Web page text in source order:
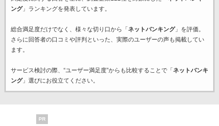
ング」ランキングを発表しています。
総合満足度だけでなく、様々な切り口から「 ネットバンキング」を評価。
さらに回答者の口コミや評判といった、実際のユーザーの声も掲載してい
ます。
サービス検討の際、“ユーザー満足度”からも比較することで「 ネットバンキ
ング」選びにお役立てください。
PR